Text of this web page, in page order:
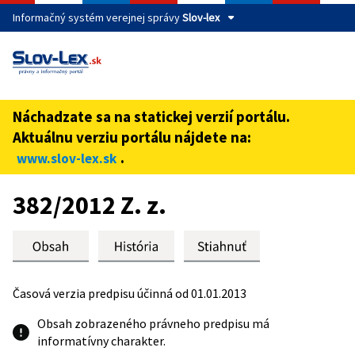
Informačný systém verejnej správySlov-lex
Táto stránka je zabezpečená
cez zabezpečenú webovú stránku verejnej správy SR.
Zabezpečená stránka vždy začína https:// pred názvom
domény webového sídla.
Náchadzate sa na statickej verzií portálu.
Aktuálnu verziu portálu nájdete na:
www.slov-lex.sk .
Preskoč na obsah
382/2012 Z. z.
Časová verzia predpisu účinná od 01.01.2013
Obsah zobrazeného právneho predpisu má
informatívny charakter.